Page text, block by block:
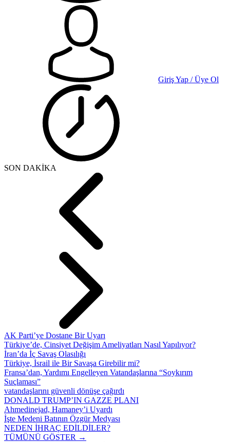
Giriş Yap / Üye Ol
SON DAKİKA
AK Parti’ye Dostane Bir Uyarı
Türkiye’de, Cinsiyet Değişim Ameliyatları Nasıl Yapılıyor?
İran’da İç Savaş Olasılığı
Türkiye, İsrail ile Bir Savaşa Girebilir mi?
Fransa’dan, Yardımı Engelleyen Vatandaşlarına “Soykırım
Suçlaması”
vatandaşlarını güvenli dönüşe çağırdı
DONALD TRUMP’IN GAZZE PLANI
Ahmedinejad, Hamaney’i Uyardı
İşte Medeni Batının Özgür Medyası
NEDEN İHRAÇ EDİLDİLER?
TÜMÜNÜ GÖSTER →